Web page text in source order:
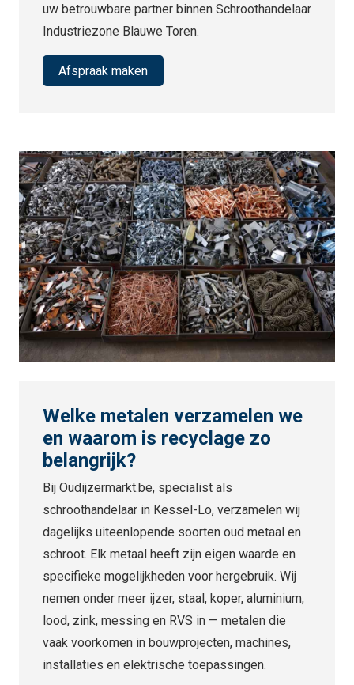
uw betrouwbare partner binnen Schroothandelaar
Industriezone Blauwe Toren.
Afspraak maken
Welke metalen verzamelen we
en waarom is recyclage zo
belangrijk?
Bij Oudijzermarkt.be, specialist als
schroothandelaar in Kessel-Lo, verzamelen wij
dagelijks uiteenlopende soorten oud metaal en
schroot. Elk metaal heeft zijn eigen waarde en
specifieke mogelijkheden voor hergebruik. Wij
nemen onder meer ijzer, staal, koper, aluminium,
lood, zink, messing en RVS in — metalen die
vaak voorkomen in bouwprojecten, machines,
installaties en elektrische toepassingen.